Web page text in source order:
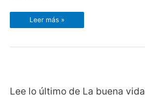
Leer más »
Lee lo último de La buena vida
C